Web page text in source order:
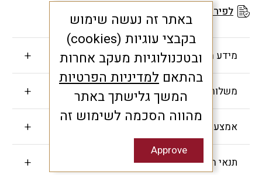
לפירוט תנאי האחריות
מידע חשוב
משלוחים והחזרות
אמצעי תשלום
תנאי האחריות
באתר זה נעשה שימוש
בקבצי עוגיות (cookies)
ובטכנולוגיות מעקב אחרות
בהתאם למדיניות הפרטיות
המשך גלישתך באתר
מהווה הסכמה לשימוש זה
Approve